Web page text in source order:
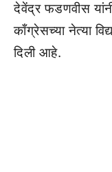
देवेंद्र फडणवीस
काँग्रेसच्या नेत्या
दिली आहे.